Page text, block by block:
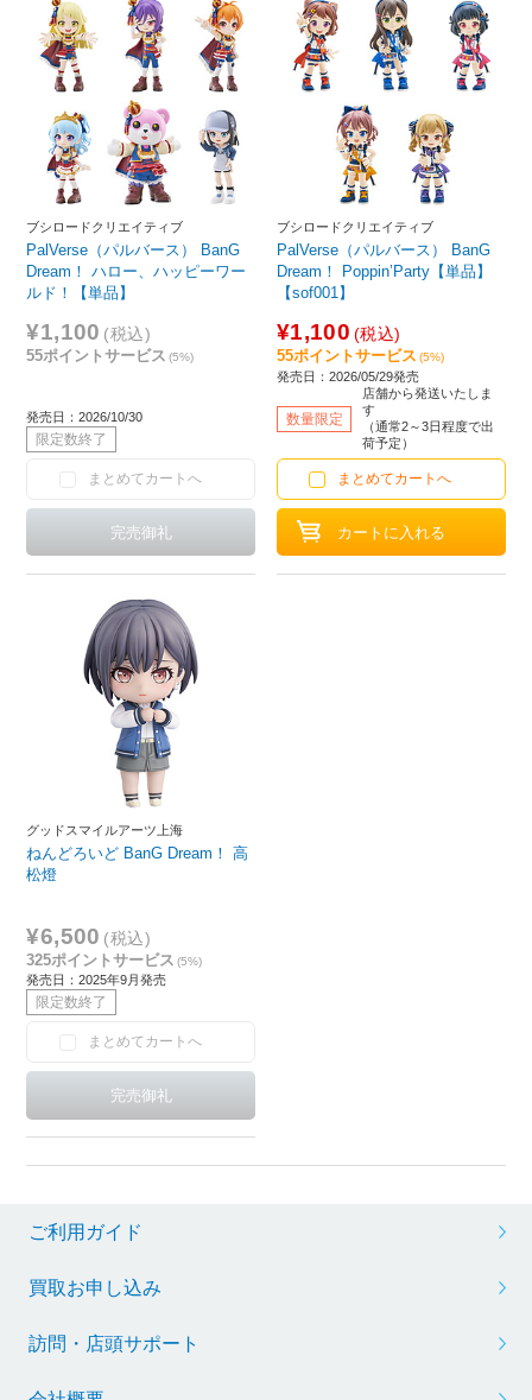
ブシロードクリエイティブ
PalVerse（パルバース） BanG
Dream！ ハロー、ハッピーワー
ルド！【単品】
¥1,100 (税込)
55ポイントサービス (5%)
発売日：2026/10/30
限定数終了
まとめてカートへ
ブシロードクリエイティブ
PalVerse（パルバース） BanG
Dream！ Poppin’Party【単品】
【sof001】
¥1,100 (税込)
55ポイントサービス (5%)
発売日：2026/05/29発売
数量限定
店舗から発送いたしま
す
（通常2～3日程度で出
荷予定）
まとめてカートへ
グッドスマイルアーツ上海
ねんどろいど BanG Dream！ 高
松燈
¥6,500 (税込)
325ポイントサービス (5%)
発売日：2025年9月発売
限定数終了
まとめてカートへ
ご利用ガイド
買取お申し込み
訪問・店頭サポート